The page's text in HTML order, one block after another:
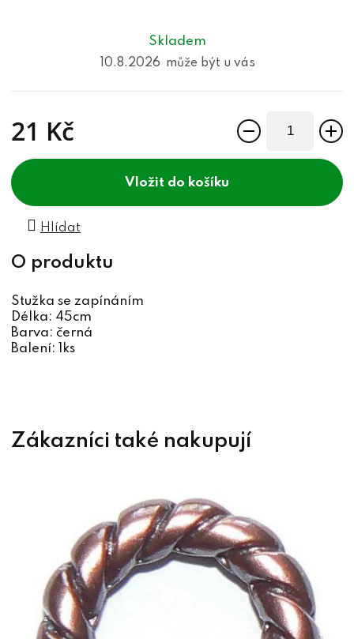
Skladem
10.8.2026
21 Kč
do košíku
Hlídat
Stužka se zapínáním
Délka: 45cm
Barva: černá
Balení: 1ks